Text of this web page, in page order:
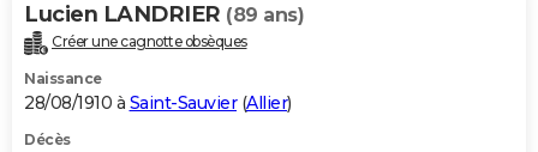
Lucien LANDRIER (89 ans)
Créer une cagnotte obsèques
Naissance
28/08/1910 à Saint-Sauvier(Allier)
Décès